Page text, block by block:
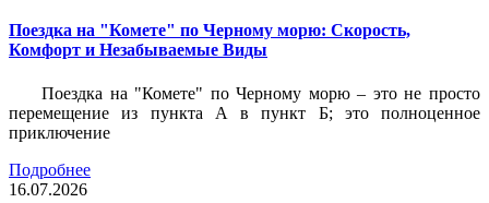
Поездка на "Комете" по Черному морю: Скорость,
Комфорт и Незабываемые Виды
Поездка на "Комете" по Черному морю – это не просто
перемещение из пункта А в пункт Б; это полноценное
приключение
Подробнее
16.07.2026